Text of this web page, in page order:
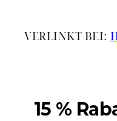
VERLINKT BEI:
15 %